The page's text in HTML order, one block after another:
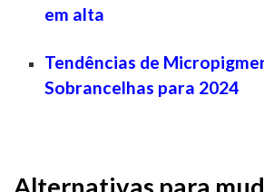
em alta
Tendências de
Sobrancelhas para 2024
Alternativas para